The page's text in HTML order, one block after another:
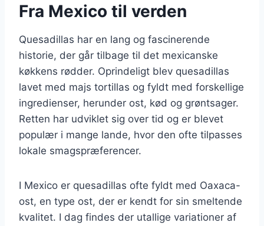
Fra Mexico til verden
Quesadillas har en lang og fascinerende
historie, der går tilbage til det mexicanske
køkkens rødder. Oprindeligt blev quesadillas
lavet med majs tortillas og fyldt med forskellige
ingredienser, herunder ost, kød og grøntsager.
Retten har udviklet sig over tid og er blevet
populær i mange lande, hvor den ofte tilpasses
lokale smagspræferencer.
I Mexico er quesadillas ofte fyldt med Oaxaca-
ost, en type ost, der er kendt for sin smeltende
kvalitet. I dag findes der utallige variationer af